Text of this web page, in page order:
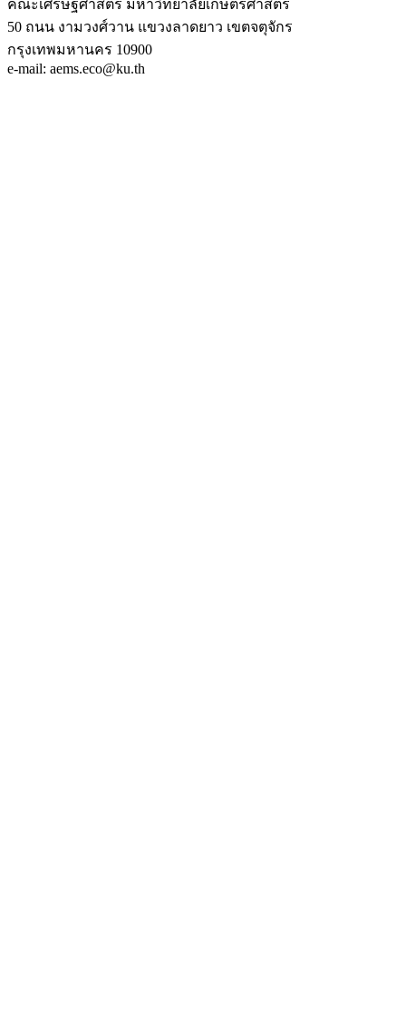
คณะเศรษฐศาสตร์ มหาวิทยาลัยเกษตรศาสตร์
50 ถนน งามวงศ์วาน แขวงลาดยาว เขตจตุจักร
กรุงเทพมหานคร 10900
e-mail: aems.eco@ku.th